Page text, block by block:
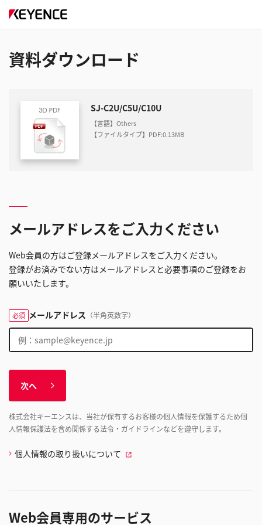
資料ダウンロード
SJ-C2U/C5U/C10U
【言語】Others
【ファイルタイプ】PDF:0.13MB
メールアドレスをご入力ください
Web会員の方はご登録メールアドレスをご入力ください。
登録がお済みでない方はメールアドレスと必要事項のご登録をお
願いいたします。
必須 メールアドレス （半角英数字）
次へ
株式会社キーエンスは、当社が保有するお客様の個人情報を保護するため個
人情報保護法を含め関係する法令・ガイドラインなどを遵守します。
個人情報の取り扱いについて
Web会員専用のサービス